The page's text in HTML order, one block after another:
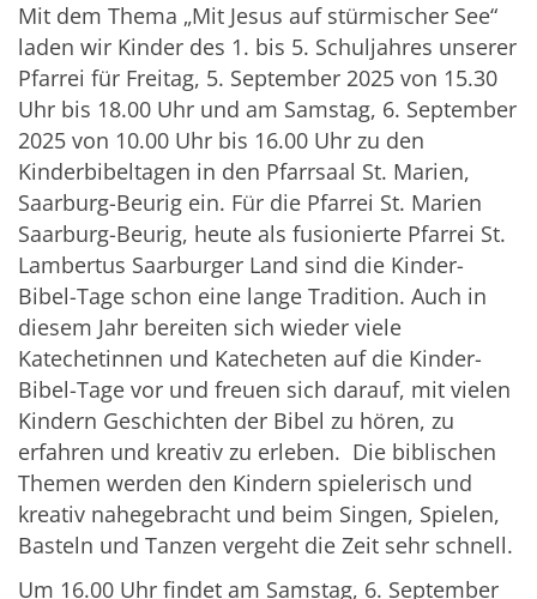
Mit dem Thema „Mit Jesus auf stürmischer See“
laden wir Kinder des 1. bis 5. Schuljahres unserer
Pfarrei für Freitag, 5. September 2025 von 15.30
Uhr bis 18.00 Uhr und am Samstag, 6. September
2025 von 10.00 Uhr bis 16.00 Uhr zu den
Kinderbibeltagen in den Pfarrsaal St. Marien,
Saarburg-Beurig ein. Für die Pfarrei St. Marien
Saarburg-Beurig, heute als fusionierte Pfarrei St.
Lambertus Saarburger Land sind die Kinder-
Bibel-Tage schon eine lange Tradition. Auch in
diesem Jahr bereiten sich wieder viele
Katechetinnen und Katecheten auf die Kinder-
Bibel-Tage vor und freuen sich darauf, mit vielen
Kindern Geschichten der Bibel zu hören, zu
erfahren und kreativ zu erleben. Die biblischen
Themen werden den Kindern spielerisch und
kreativ nahegebracht und beim Singen, Spielen,
Basteln und Tanzen vergeht die Zeit sehr schnell.
Um 16.00 Uhr findet am Samstag, 6. September